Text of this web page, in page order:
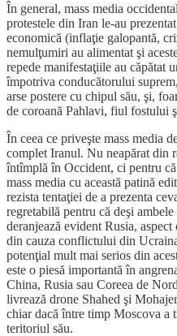
În general, mass media
protestele din Iran le-au
economică (inflaţie galopantă,
nemulţumiri au alimentat şi
repede manifestaţiile au căpătat
împotriva conducătorului
arse postere cu chipul său, şi,
de coroană Pahlavi, fiul fostului
În ceea ce priveşte mass media
complet Iranul. Nu neapărat din
întîmplă în Occident, ci pentru
mass media cu această patină
rezista tentaţiei de a prezenta
regretabilă pentru că deşi
deranjează evident Rusia,
din cauza conflictului din
potenţial mult mai serios din
este o piesă importantă în
China, Rusia sau Coreea de
livrează drone Shahed şi
chiar dacă între timp Moscova a
teritoriul său.